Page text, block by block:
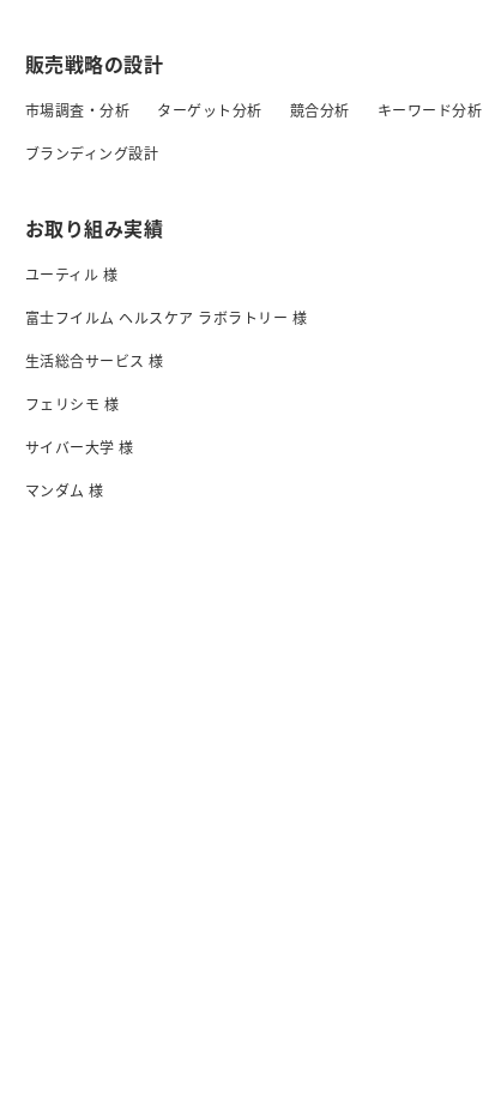
販売戦略の設計
市場調査・分析 ターゲット分析 競合分析 キーワード分析
ブランディング設計
お取り組み実績
ユーティル 様
富士フイルム ヘルスケア ラボラトリー 様
生活総合サービス 様
フェリシモ 様
サイバー大学 様
マンダム 様